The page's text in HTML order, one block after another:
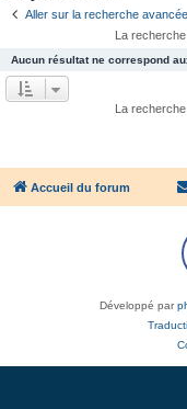
Aller sur la recherche avancée
La
Aucun résultat ne correspond
La
Accueil du forum
Développé par